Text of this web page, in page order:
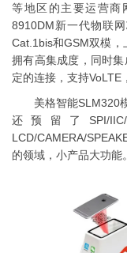
等地区的主要运营商
8910DM新一代物联
Cat.1bis和GSM双模
拥有高集成度，同时
定的连接，支持VoLTE
美格智能SLM320
还预留了SPI/
LCD/CAMERA/
的领域，小产品大功能。